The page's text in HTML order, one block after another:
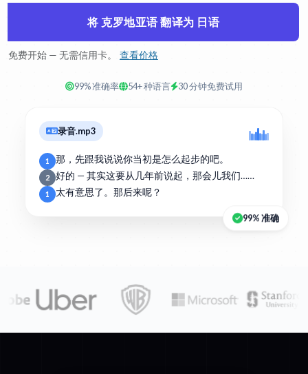
将 克罗地亚语 翻译为 日语
免费开始 — 无需信用卡。 查看价格
99% 准确率 54+ 种语言 30 分钟免费试用
录音.mp3
1 那，先跟我说说你当初是怎么起步的吧。
2 好的 — 其实这要从几年前说起，那会儿我们……
1 太有意思了。那后来呢？
99% 准确